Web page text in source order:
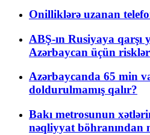
Onilliklərə uzanan
ABŞ-ın Rusiyaya qarşı
Azərbaycan üçün
Azərbaycanda 65 min
doldurulmamış qalır?
Bakı metrosunun
nəqliyyat böhranından